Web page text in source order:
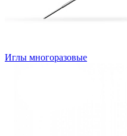
Иглы многоразовые